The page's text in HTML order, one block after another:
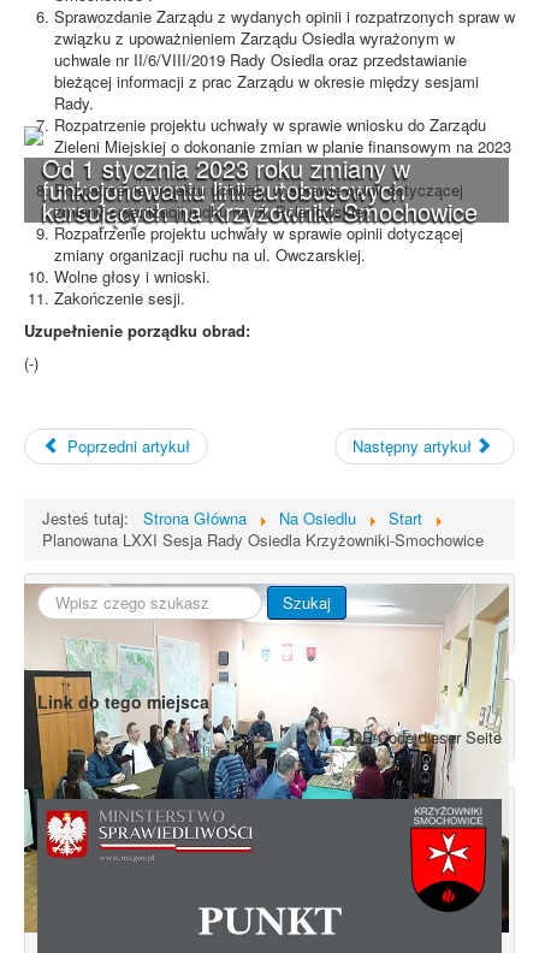
Od 1 stycznia 2023 roku zmiany w
funkcjonowaniu linii autobusowych
kursujących na Krzyżowniki-Smochowice
Sprawozdanie Zarządu z wydanych opinii i rozpatrzonych spraw w
związku z upoważnieniem Zarządu Osiedla wyrażonym w
uchwale nr II/6/VIII/2019 Rady Osiedla oraz przedstawianie
bieżącej informacji z prac Zarządu w okresie między sesjami
Rady.
Rozpatrzenie projektu uchwały w sprawie wniosku do Zarządu
Zieleni Miejskiej o dokonanie zmian w planie finansowym na 2023
r.
Rozpatrzenie projektu uchwały w sprawie opinii dotyczącej
zmiany organizacji ruchu na ul. Polanowskiej.
Rozpatrzenie projektu uchwały w sprawie opinii dotyczącej
zmiany organizacji ruchu na ul. Owczarskiej.
Wolne głosy i wnioski.
Zakończenie sesji.
Uzupełnienie porządku obrad:
(-)
Poprzedni artykuł Następny artykuł
Jesteś tutaj: Strona Główna Na Osiedlu
Start
Planowana LXXI Sesja Rady Osiedla Krzyżowniki-Smochowice
Szukaj... Szukaj
Link do tego miejsca